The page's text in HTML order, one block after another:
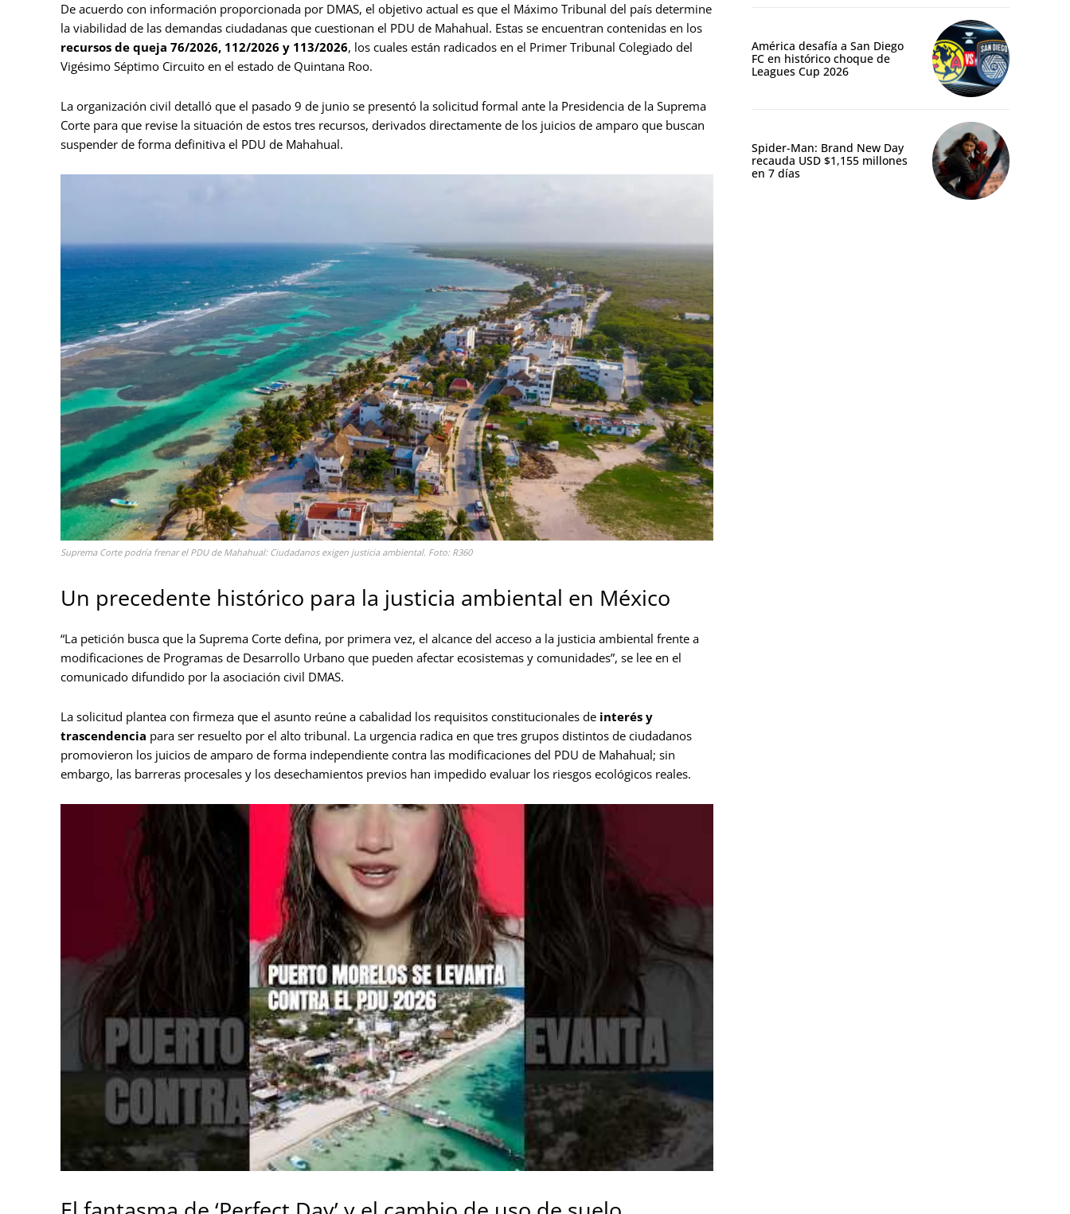
De acuerdo con información proporcionada por DMAS, el objetivo actual es que el Máximo Tribunal del país determine
la viabilidad de las demandas ciudadanas que cuestionan el PDU de Mahahual. Estas se encuentran contenidas en los
recursos de queja 76/2026, 112/2026 y 113/2026, los cuales están radicados en el Primer Tribunal Colegiado del
Vigésimo Séptimo Circuito en el estado de Quintana Roo.
La organización civil detalló que el pasado 9 de junio se presentó la solicitud formal ante la Presidencia de la Suprema
Corte para que revise la situación de estos tres recursos, derivados directamente de los juicios de amparo que buscan
suspender de forma definitiva el PDU de Mahahual.
Suprema Corte podría frenar el PDU de Mahahual: Ciudadanos exigen justicia ambiental. Foto: R360
Un precedente histórico para la justicia ambiental en México
“La petición busca que la Suprema Corte defina, por primera vez, el alcance del acceso a la justicia ambiental frente a
modificaciones de Programas de Desarrollo Urbano que pueden afectar ecosistemas y comunidades”, se lee en el
comunicado difundido por la asociación civil DMAS.
La solicitud plantea con firmeza que el asunto reúne a cabalidad los requisitos constitucionales de interés y
trascendencia para ser resuelto por el alto tribunal. La urgencia radica en que tres grupos distintos de ciudadanos
promovieron los juicios de amparo de forma independiente contra las modificaciones del PDU de Mahahual; sin
embargo, las barreras procesales y los desechamientos previos han impedido evaluar los riesgos ecológicos reales.
América desafía a San Diego
FC en histórico choque de
Leagues Cup 2026
Spider-Man: Brand New Day
recauda USD $1,155 millones
en 7 días